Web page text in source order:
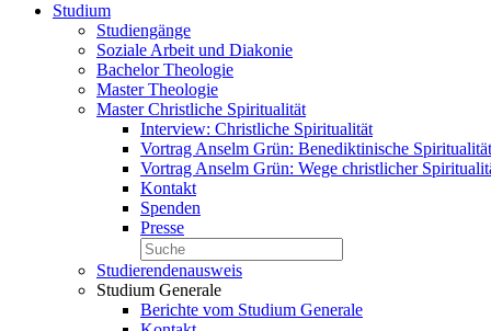
Studium
Studiengänge
Soziale Arbeit und Diakonie
Bachelor Theologie
Master Theologie
Master Christliche Spiritualität
Interview: Christliche Spiritualität
Vortrag Anselm Grün: Benediktinische
Vortrag Anselm Grün: Wege christlicher
Kontakt
Spenden
Presse
Studierendenausweis
Studium Generale
Berichte vom Studium Generale